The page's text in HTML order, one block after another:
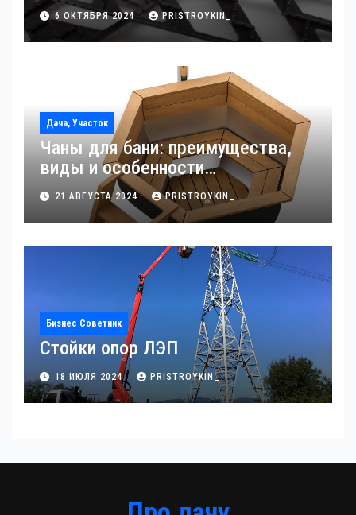
6 ОКТЯБРЯ 2024 PRISTROYKIN_
Дача, Участок
Чаны для бани: преимущества,
виды и особенности
использования
21 АВГУСТА 2024 PRISTROYKIN_
Бизнес Советник
Стойки опор ЛЭП
18 ИЮЛЯ 2024 PRISTROYKIN_